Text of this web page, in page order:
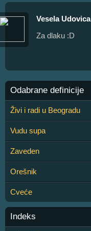
Vesela Udovica
Za dlaku :D
Odabrane definicije
Živi i radi u Beogradu
Vudu supa
Zaveden
Orešnik
Cveće
Indeks